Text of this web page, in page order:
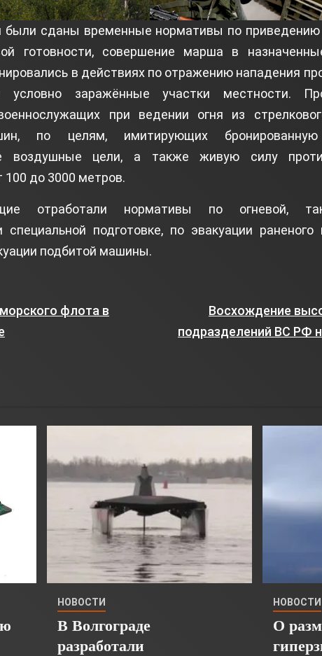
были сданы временные нормативы по
готовности, совершение марша в
в действиях по отражению нападения
условно заражённые участки местности.
при ведении огня из
по целям, имитирующих бронированную
воздушные цели, а также живую силу
100 до 3000 метров.
отработали нормативы по огневой,
специальной подготовке, по эвакуации раненого
подбитой машины.
флота в
Восхождение
подразделений ВС РФ
НОВОСТИ
В Волгограде
разработали
НОВОСТИ
О